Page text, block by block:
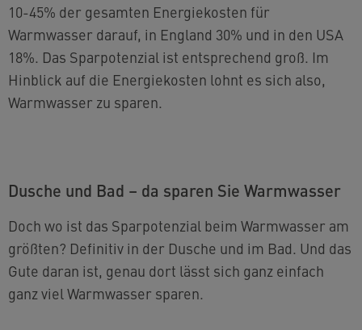
10-45% der gesamten Energiekosten für
Warmwasser darauf, in England 30% und in den USA
18%. Das Sparpotenzial ist entsprechend groß. Im
Hinblick auf die Energiekosten lohnt es sich also,
Warmwasser zu sparen.
Dusche und Bad – da sparen Sie Warmwasser
Doch wo ist das Sparpotenzial beim Warmwasser am
größten? Definitiv in der Dusche und im Bad. Und das
Gute daran ist, genau dort lässt sich ganz einfach
ganz viel Warmwasser sparen.